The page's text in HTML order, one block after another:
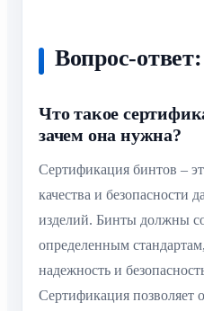
Вопрос-ответ:
Что такое
зачем она нужна?
Сертификация бинтов –
качества и безопасности
изделий. Бинты должны
определенным
надежность и
Сертификация позволяет